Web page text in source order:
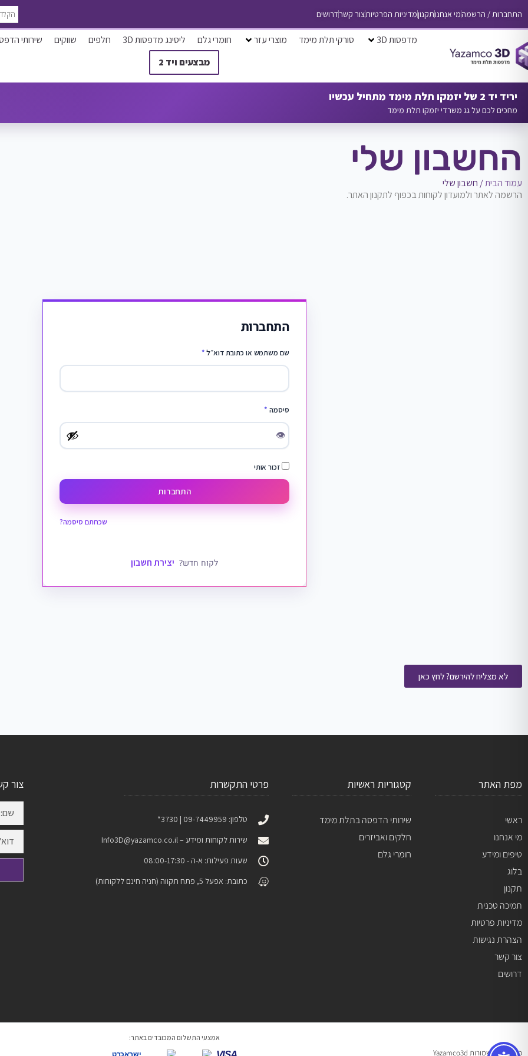
התחברות / הרשמהמי אנחנותקנוןמדיניות הפרטיותצור קשרדרושים
מדפסות 3D סורקי תלת מימד מוצרי עזר חומרי גלם ליסינג מדפסות 3D חלפים שווקים
שירותי
מבצעים ויד 2
יריד יד 2 של יזמקו תלת מימד מתחיל עכשיו
מחכים לכם על גג משרדי יזמקו תלת מימד
החשבון שלי
עמוד הבית/ חשבון שלי
הרשמה לאתר ולמועדון לקוחות בכפוף לתקנון האתר.
התחברות
שם משתמש או כתובת דוא״ל*
סיסמה *
👁
זכור אותי
התחברות
שכחתם סיסמה?
לקוח חדש? יצירת חשבון
לא מצליח להירשם? לחץ כאן
מפת האתר
ראשי
מי אנחנו
טיפים ומידע
בלוג
תקנון
תמיכה טכנית
מדיניות פרטיות
הצהרת נגישות
צור קשר
דרושים
קטגוריות ראשיות
שירותי הדפסה בתלת מימד
חלקים ואביזרים
חומרי גלם
פרטי התקשרות
טלפון: 09-7449959 | 3730*
שירות לקוחות ומידע –Info3D@yazamco.co.il
שעות פעילות: א-ה - 08:00-17:30
כתובת: אפעל 5, פתח תקווה (חניה חינם ללקוחות)
צור
כל הזכויות שמורות Yazamco3d
אמצעי התשלום המכובדים באתר:
ישראכרט